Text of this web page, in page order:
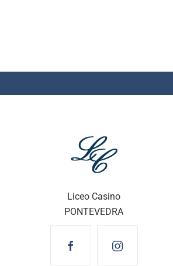
Liceo Casino
PONTEVEDRA